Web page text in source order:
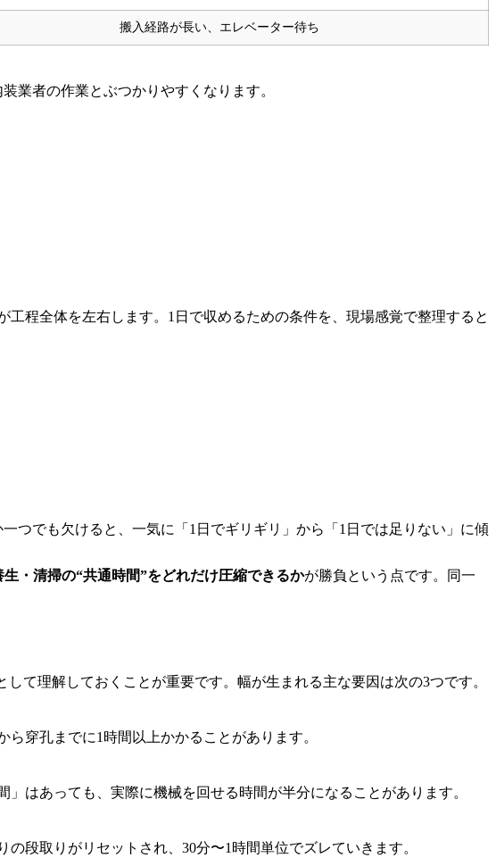
搬入経路が長い、エレベーター待ち
業者の作業とぶつかりやすくなります。
程全体を左右します。1日で収めるための条件を、現場感覚で整理すると
つでも欠けると、一気に「1日でギリギリ」から「1日では足りない」に傾
生・清掃の“共通時間”をどれだけ圧縮できるかが勝負という点です。同一
て理解しておくことが重要です。幅が生まれる主な要因は次の3つです。
穿孔までに1時間以上かかることがあります。
はあっても、実際に機械を回せる時間が半分になることがあります。
段取りがリセットされ、30分〜1時間単位でズレていきます。